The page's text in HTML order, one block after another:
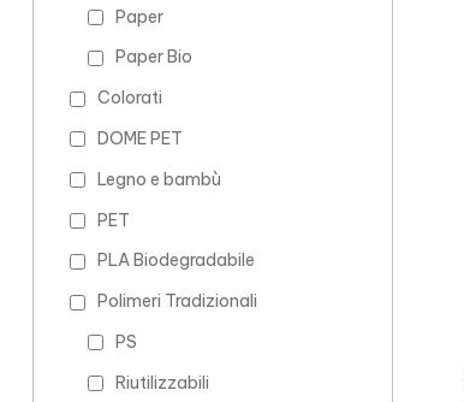
Paper
Paper Bio
Colorati
DOME PET
Legno e bambù
PET
PLA Biodegradabile
Polimeri Tradizionali
PS
Riutilizzabili